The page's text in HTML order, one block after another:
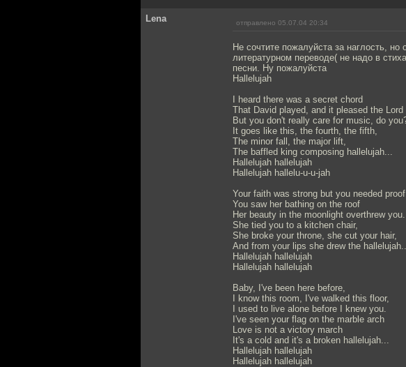
Lena отправлено 05.07.04 20:34
Не сочтите пожалуйста за наглость,
литературном переводе( не надо в
песни. Ну пожалуйста
Hallelujah
I heard there was a secret chord
That David played, and it pleased the Lord
But you don't really care for music, do
It goes like this, the fourth, the fifth,
The minor fall, the major lift,
The baffled king composing hallelujah...
Hallelujah hallelujah
Hallelujah hallelu-u-u-jah
Your faith was strong but you needed proof
You saw her bathing on the roof
Her beauty in the moonlight overthrew you.
She tied you to a kitchen chair,
She broke your throne, she cut your hair,
And from your lips she drew the
Hallelujah hallelujah
Hallelujah hallelujah
Baby, I've been here before,
I know this room, I've walked this floor,
I used to live alone before I knew you.
I've seen your flag on the marble arch
Love is not a victory march
It's a cold and it's a broken hallelujah...
Hallelujah hallelujah
Hallelujah hallelujah